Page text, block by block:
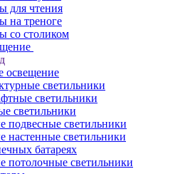
для чтения
на треноге
со столиком
освещение
светильники
светильники
светильники
подвесные светильники
настенные светильники
батареях
потолочные светильники